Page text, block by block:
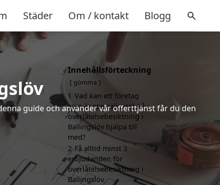
Städer Om / kontakt Blogg
guide och använder vår offerttjänst får du den
Innehållsförteckning
gömma
1 Vad kan ett företag
som är specialiserat på
överlåtelsebesiktning i
Ballingslöv hjälpa till
med?
2 Få alltid minst 3
erbjudanden för
överlåtelsebesiktning i
Ballingslöv